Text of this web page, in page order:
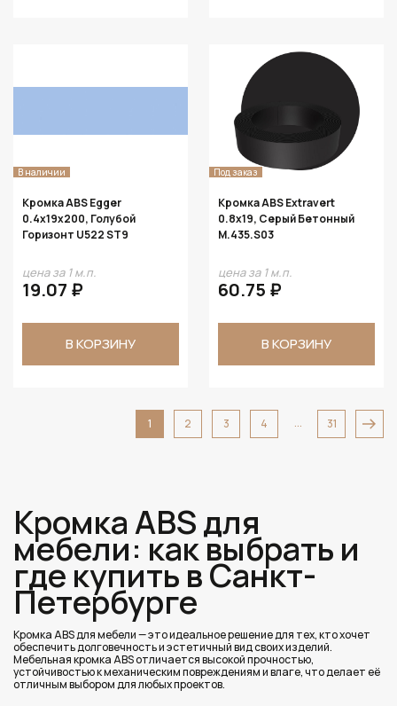
В наличии
Кромка ABS Egger
0.4х19х200, Голубой
Горизонт U522 ST9
цена за 1 м.п.
19.07 ₽
В КОРЗИНУ
Под заказ
Кромка ABS Extravert
0.8х19, Серый Бетонный
M.435.S03
цена за 1 м.п.
60.75 ₽
В КОРЗИНУ
1 2 3 4 ... 31
Кромка ABS для
мебели: как выбрать и
где купить в Санкт-
Петербурге
Кромка ABS для мебели — это идеальное решение для тех, кто хочет
обеспечить долговечность и эстетичный вид своих изделий.
Мебельная кромка ABS отличается высокой прочностью,
устойчивостью к механическим повреждениям и влаге, что делает её
отличным выбором для любых проектов.